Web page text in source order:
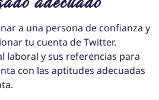
a una persona de confianza y
tu cuenta de Twitter.
laboral y sus referencias para
con las aptitudes adecuadas